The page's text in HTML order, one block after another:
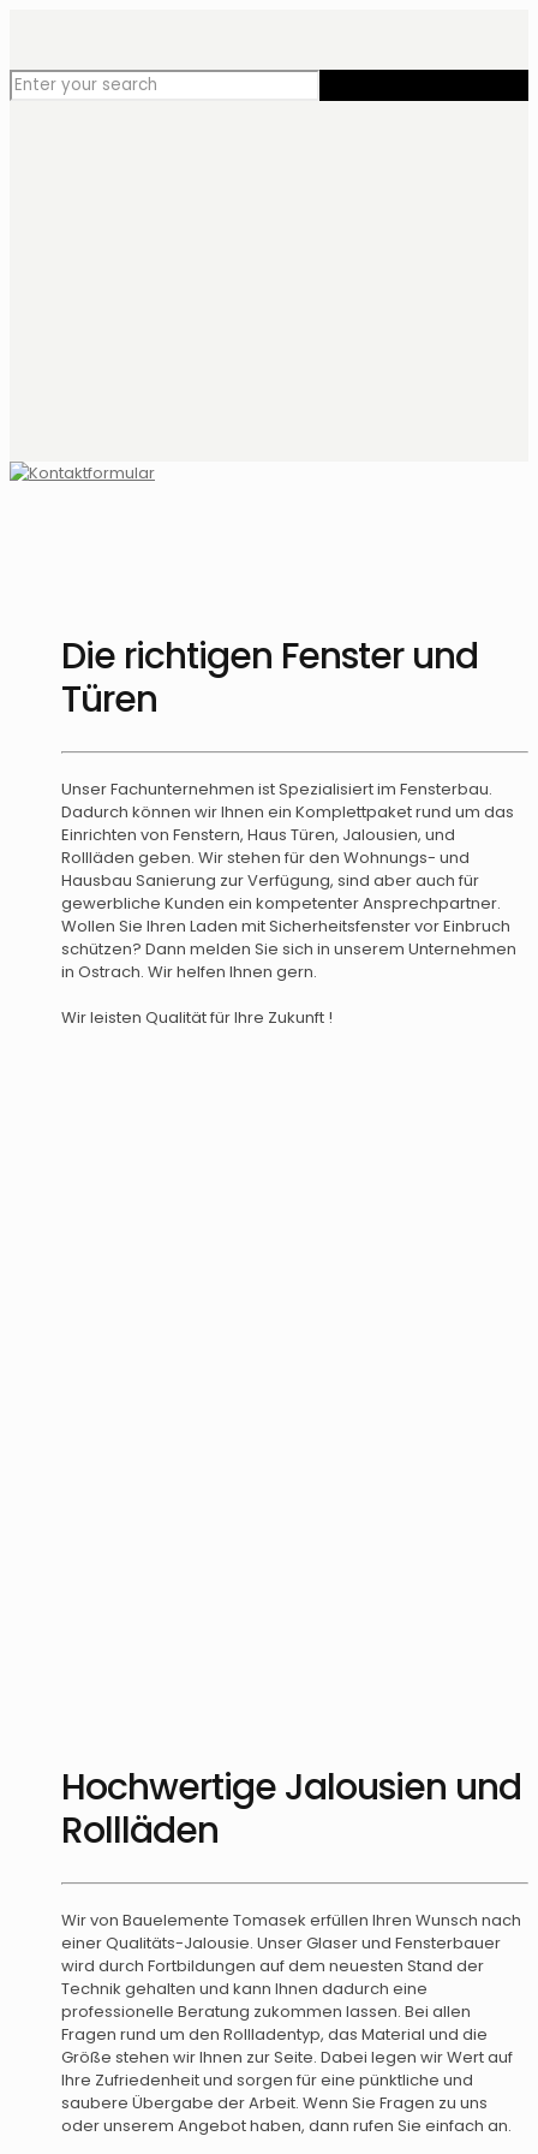
Die richtigen Fenster und
Türen
Unser Fachunternehmen ist Spezialisiert im Fensterbau.
Dadurch können wir Ihnen ein Komplettpaket rund um das
Einrichten von Fenstern, Haus Türen, Jalousien, und
Rollläden geben. Wir stehen für den Wohnungs- und
Hausbau Sanierung zur Verfügung, sind aber auch für
gewerbliche Kunden ein kompetenter Ansprechpartner.
Wollen Sie Ihren Laden mit Sicherheitsfenster vor Einbruch
schützen? Dann melden Sie sich in unserem Unternehmen
in Ostrach. Wir helfen Ihnen gern.
Wir leisten Qualität für Ihre Zukunft !
Hochwertige Jalousien und
Rollläden
Wir von Bauelemente Tomasek erfüllen Ihren Wunsch nach
einer Qualitäts-Jalousie. Unser Glaser und Fensterbauer
wird durch Fortbildungen auf dem neuesten Stand der
Technik gehalten und kann Ihnen dadurch eine
professionelle Beratung zukommen lassen. Bei allen
Fragen rund um den Rollladentyp, das Material und die
Größe stehen wir Ihnen zur Seite. Dabei legen wir Wert auf
Ihre Zufriedenheit und sorgen für eine pünktliche und
saubere Übergabe der Arbeit. Wenn Sie Fragen zu uns
oder unserem Angebot haben, dann rufen Sie einfach an.